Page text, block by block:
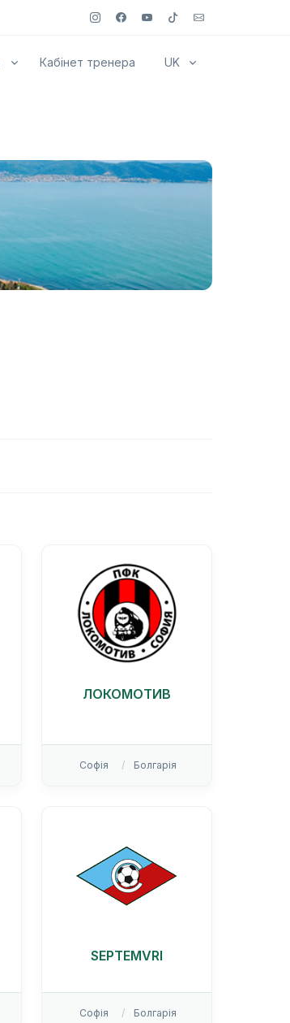
Кабінет тренера UK
ЛОКОМОТИВ
Софія Болгарія
SEPTEMVRI
Софія Болгарія